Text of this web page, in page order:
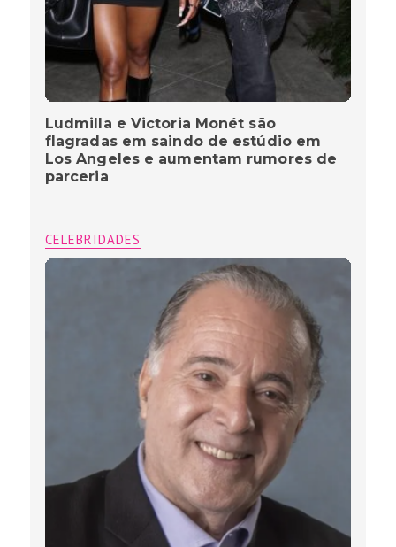
Ludmilla e Victoria Monét são
flagradas em saindo de estúdio em
Los Angeles e aumentam rumores de
parceria
CELEBRIDADES